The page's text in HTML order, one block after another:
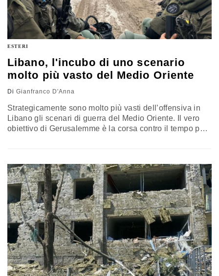
ESTERI
Libano, l'incubo di uno scenario
molto più vasto del Medio Oriente
Di Gianfranco D'Anna
Strategicamente sono molto più vasti dell’offensiva in
Libano gli scenari di guerra del Medio Oriente. Il vero
obiettivo di Gerusalemme è la corsa contro il tempo per